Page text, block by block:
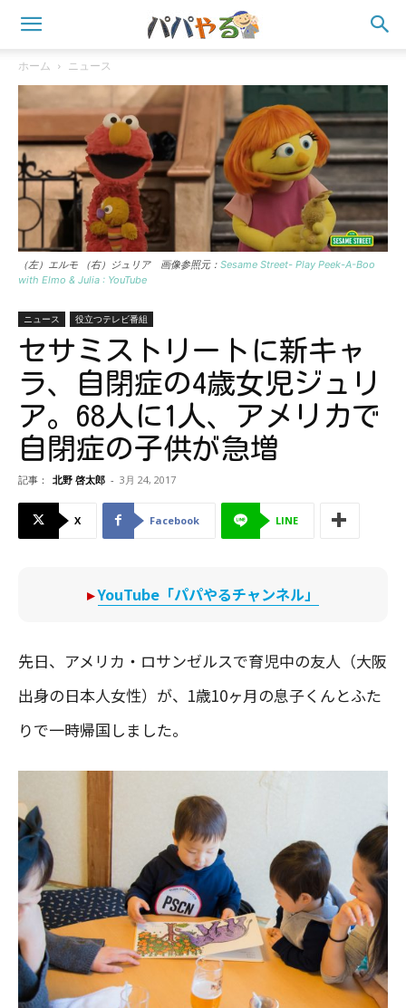
ホーム ニュース
（左）エルモ （右）ジュリア 画像参照元： Sesame Street- Play Peek-A-Boo
with Elmo & Julia : YouTube
ニュース 役立つテレビ番組
セサミストリートに新キャ
ラ、自閉症の4歳女児ジュリ
ア。68人に1人、アメリカで
自閉症の子供が急増
記事： 北野 啓太郎 - 3月 24, 2017
X Facebook LINE
▸YouTube「パパやるチャンネル」
先日、アメリカ・ロサンゼルスで育児中の友人（大阪
出身の日本人女性）が、1歳10ヶ月の息子くんとふた
りで一時帰国しました。